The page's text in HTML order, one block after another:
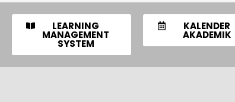
LEARNING
MANAGEMENT
SYSTEM
KALENDER
AKADEMIK